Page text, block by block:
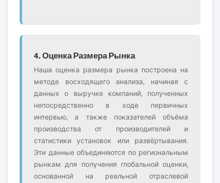
4. Оценка Размера Рынка
Наша оценка размера рынка построена на
методе восходящего анализа, начиная с
данных о выручке компаний, полученных
непосредственно в ходе первичных
интервью, а также показателей объёма
производства от производителей и
статистики установок или развёртывания.
Эти данные объединяются по региональным
рынкам для получения глобальной оценки,
основанной на реальной отраслевой